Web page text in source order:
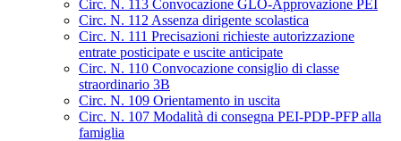
Circ. N. 113 Convocazione GLO-Approvazione PEI
Circ. N. 112 Assenza dirigente scolastica
Circ. N. 111 Precisazioni richieste autorizzazione
entrate posticipate e uscite anticipate
Circ. N. 110 Convocazione consiglio di classe
straordinario 3B
Circ. N. 109 Orientamento in uscita
Circ. N. 107 Modalità di consegna PEI-PDP-PFP alla
famiglia